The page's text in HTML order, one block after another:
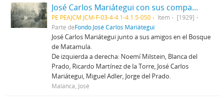
José Carlos Mariátegui con sus compañeros en el Bosque de Matamula (II)
PE PEAJCM JCM-F-03-4-4.1-4.1.5-050 Item
[1929]
Parte deFondo José Carlos Mariátegui
José Carlos Mariátegui junto a sus amigos en el Bosque
de Matamula.
De izquierda a derecha: Noemí Milstein, Blanca del
Prado, Ricardo Martínez de la Torre, José Carlos
Mariátegui, Miguel Adler, Jorge del Prado.
Malanca, José